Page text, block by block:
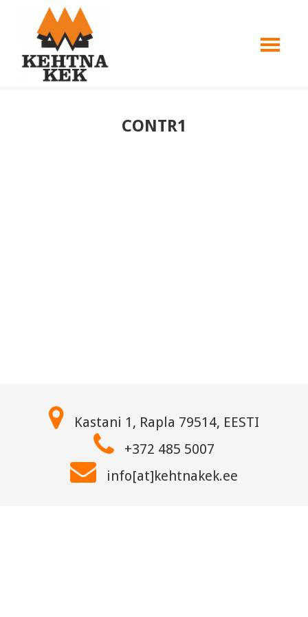
CONTR1
Kastani 1, Rapla 79514, EESTI
+372 485 5007
info[at]kehtnakek.ee